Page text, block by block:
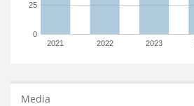
2021 2022 2023
0
25
Media